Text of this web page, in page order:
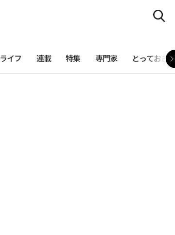
ライフ 連載 特集 専門家 とっておき